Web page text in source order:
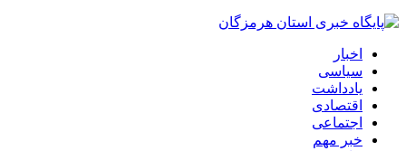
اخبار
سیاسی
یادداشت
اقتصادی
اجتماعی
خبر مهم